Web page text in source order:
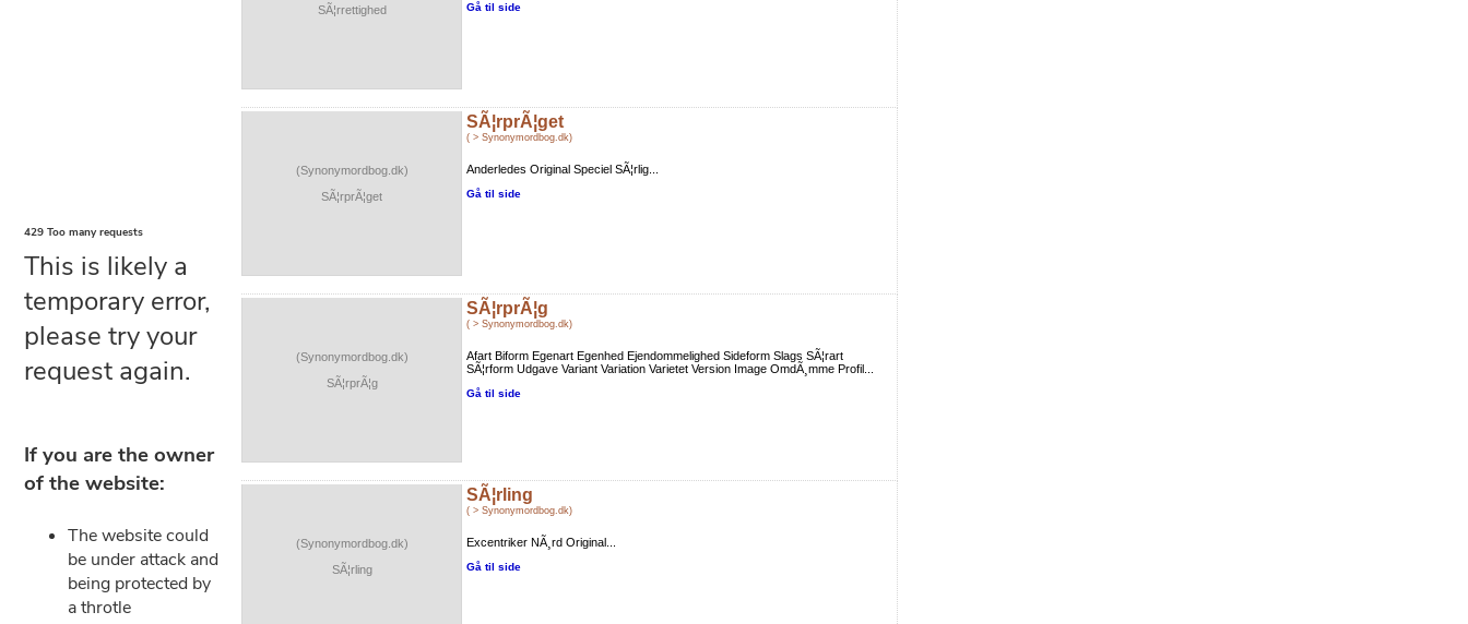
SÃ¦rrettighed
Gå til side
(Synonymordbog.dk)
SÃ¦rprÃ¦get
SÃ¦rprÃ¦get
( > Synonymordbog.dk)
Anderledes Original Speciel SÃ¦rlig...
Gå til side
(Synonymordbog.dk)
SÃ¦rprÃ¦g
SÃ¦rprÃ¦g
( > Synonymordbog.dk)
Afart Biform Egenart Egenhed Ejendommelighed Sideform Slags SÃ¦rart
SÃ¦rform Udgave Variant Variation Varietet Version Image OmdÃ¸mme Profil...
Gå til side
(Synonymordbog.dk)
SÃ¦rling
SÃ¦rling
( > Synonymordbog.dk)
Excentriker NÃ¸rd Original...
Gå til side